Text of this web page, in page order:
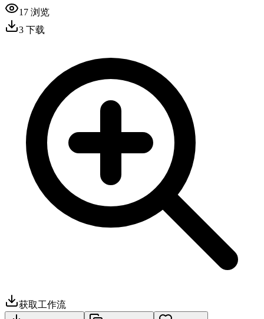
17 浏览
3 下载
获取工作流